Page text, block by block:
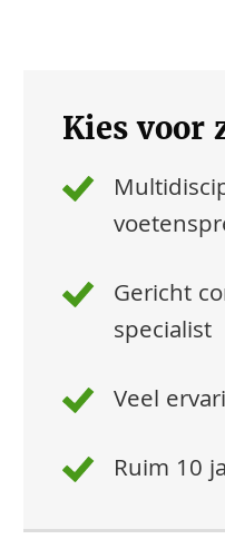
Kies voor
Gericht
specialist
Veel
Ruim 10